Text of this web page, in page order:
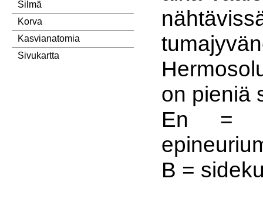
Silmä
Korva
Kasvianatomia
Sivukartta
on pieniä
En =
B =